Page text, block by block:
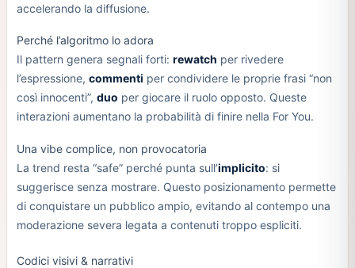
accelerando la diffusione.
Perché l’algoritmo lo adora
Il pattern genera segnali forti: rewatch per rivedere
l’espressione, commenti per condividere le proprie frasi “non
così innocenti”, duo per giocare il ruolo opposto. Queste
interazioni aumentano la probabilità di finire nella For You.
Una vibe complice, non provocatoria
La trend resta “safe” perché punta sull’implicito: si
suggerisce senza mostrare. Questo posizionamento permette
di conquistare un pubblico ampio, evitando al contempo una
moderazione severa legata a contenuti troppo espliciti.
Codici visivi & narrativi